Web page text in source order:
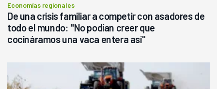
Economías regionales
De una crisis familiar a competir con asadores de
todo el mundo: "No podían creer que
cocináramos una vaca entera así"